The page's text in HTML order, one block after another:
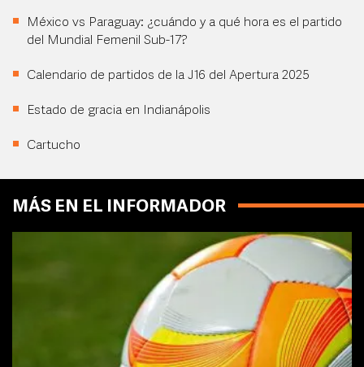
México vs Paraguay: ¿cuándo y a qué hora es el partido
del Mundial Femenil Sub-17?
Calendario de partidos de la J16 del Apertura 2025
Estado de gracia en Indianápolis
Cartucho
MÁS EN EL INFORMADOR